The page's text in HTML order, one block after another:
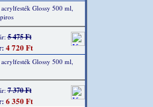
acrylfesték Glossy 500 ml,
5 475 Ft
4 720 Ft
acrylfesték Glossy 500 ml,
7 370 Ft
6 350 Ft